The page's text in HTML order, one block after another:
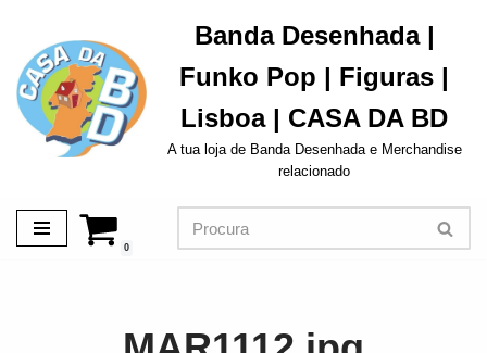
Avançar
para
o
conteúdo
Banda Desenhada |
Funko Pop | Figuras |
Lisboa | CASA DA BD
A tua loja de Banda Desenhada e Merchandise
relacionado
0